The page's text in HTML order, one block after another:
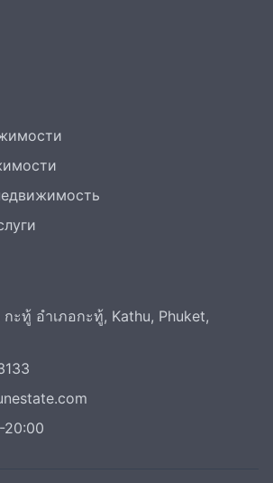
ะทู้ อำเภอกะทู้, Kathu, Phuket,
20:00